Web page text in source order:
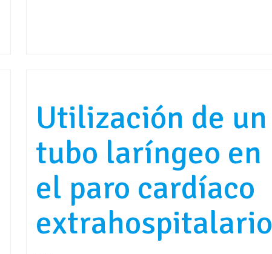
Utilización de un
tubo laríngeo en
el paro cardíaco
extrahospitalario